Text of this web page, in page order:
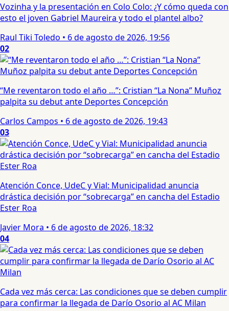
Vozinha y la presentación en Colo Colo: ¿Y cómo queda con
esto el joven Gabriel Maureira y todo el plantel albo?
Raul Tiki Toledo • 6 de agosto de 2026, 19:56
02
“Me reventaron todo el año …”: Cristian “La Nona” Muñoz
palpita su debut ante Deportes Concepción
Carlos Campos • 6 de agosto de 2026, 19:43
03
Atención Conce, UdeC y Vial: Municipalidad anuncia
drástica decisión por “sobrecarga” en cancha del Estadio
Ester Roa
Javier Mora • 6 de agosto de 2026, 18:32
04
Cada vez más cerca: Las condiciones que se deben cumplir
para confirmar la llegada de Darío Osorio al AC Milan